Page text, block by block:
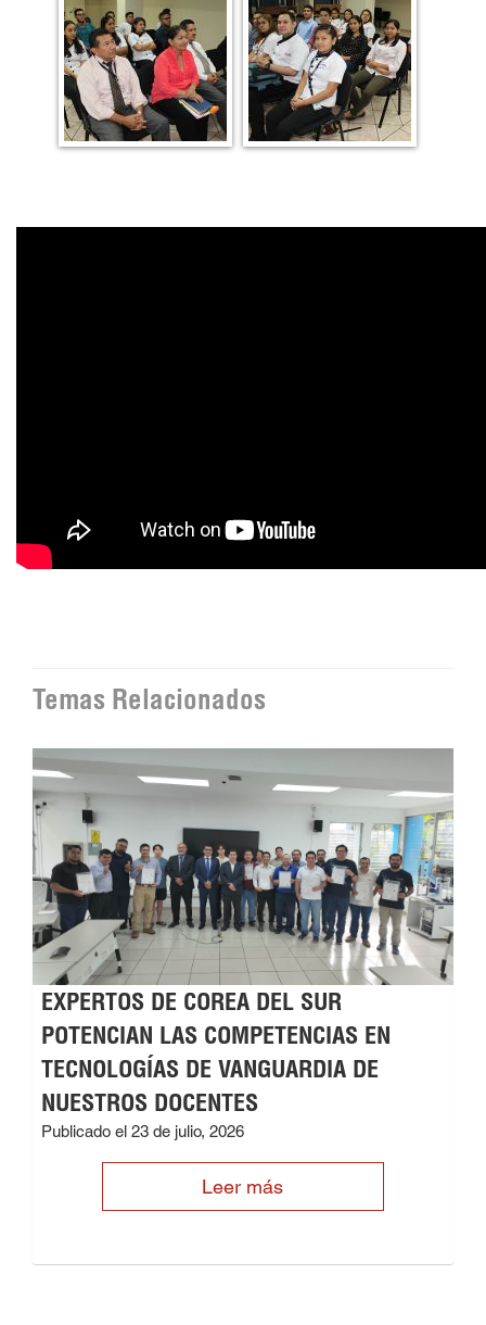
Temas Relacionados
EXPERTOS DE COREA DEL SUR
POTENCIAN LAS COMPETENCIAS EN
TECNOLOGÍAS DE VANGUARDIA DE
NUESTROS DOCENTES
Publicado el 23 de julio, 2026
Leer más